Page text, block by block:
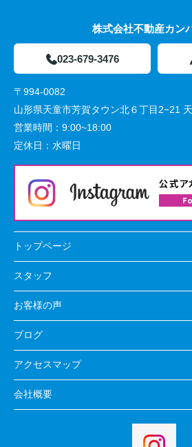
株式会社不動産カン
023-679-3476
〒994-0082
山形県天童市芳賀タウン北６丁目2−21
営業時間： 9:00~18:00
定休日： 水曜日
トップページ
スタッフ
お客様の声
ブログ
アクセスマップ
会社概要